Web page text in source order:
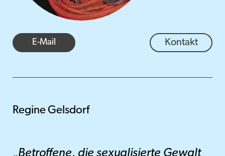
E-Mail Kontakt
Regine Gelsdorf
„Betroffene, die sexualisierte Gewalt